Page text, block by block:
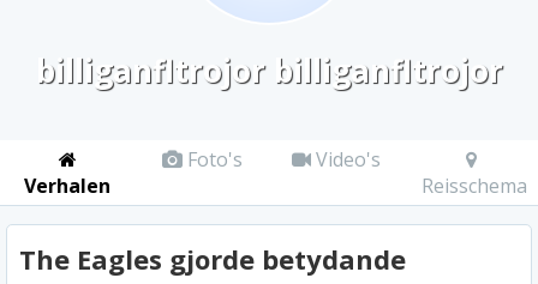
billiganfltrojor billiganfltrojor
Verhalen
Foto's
Video's
Reisschema
The Eagles gjorde betydande